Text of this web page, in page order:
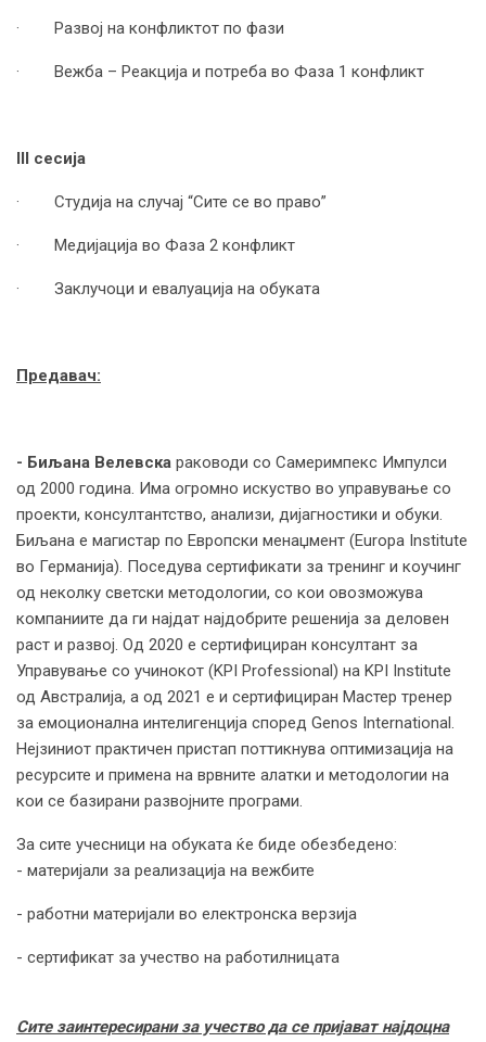
· Развој на конфликтот по фази
· Вежба – Реакција и потреба во Фаза 1 конфликт
III сесија
· Студија на случај “Сите се во право”
· Медијација во Фаза 2 конфликт
· Заклучоци и евалуација на обуката
Предавач:
- Биљана Велевска раководи со Самеримпекс Импулси
од 2000 година. Има огромно искуство во управување со
проекти, консултантство, анализи, дијагностики и обуки.
Биљана е магистар по Европски менаџмент (Europa Institute
во Германија). Поседува сертификати за тренинг и коучинг
од неколку светски методологии, со кои овозможува
компаниите да ги најдат најдобрите решенија за деловен
раст и развој. Од 2020 е сертифициран консултант за
Управување со учинокот (KPI Professional) на KPI Institute
од Австралија, а од 2021 е и сертифициран Мастер тренер
за емоционална интелигенција според Genos International.
Нејзиниот практичен пристап поттикнува оптимизација на
ресурсите и примена на врвните алатки и методологии на
кои се базирани развојните програми.
За сите учесници на обуката ќе биде обезбедено:
- материјали за реализација на вежбите
- работни материјали во електронска верзија
- сертификат за учество на работилницата
Сите заинтересирани за учество да се пријават најдоцна